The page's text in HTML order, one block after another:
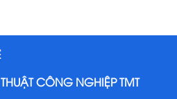
CÔNG NGHIỆP TMT